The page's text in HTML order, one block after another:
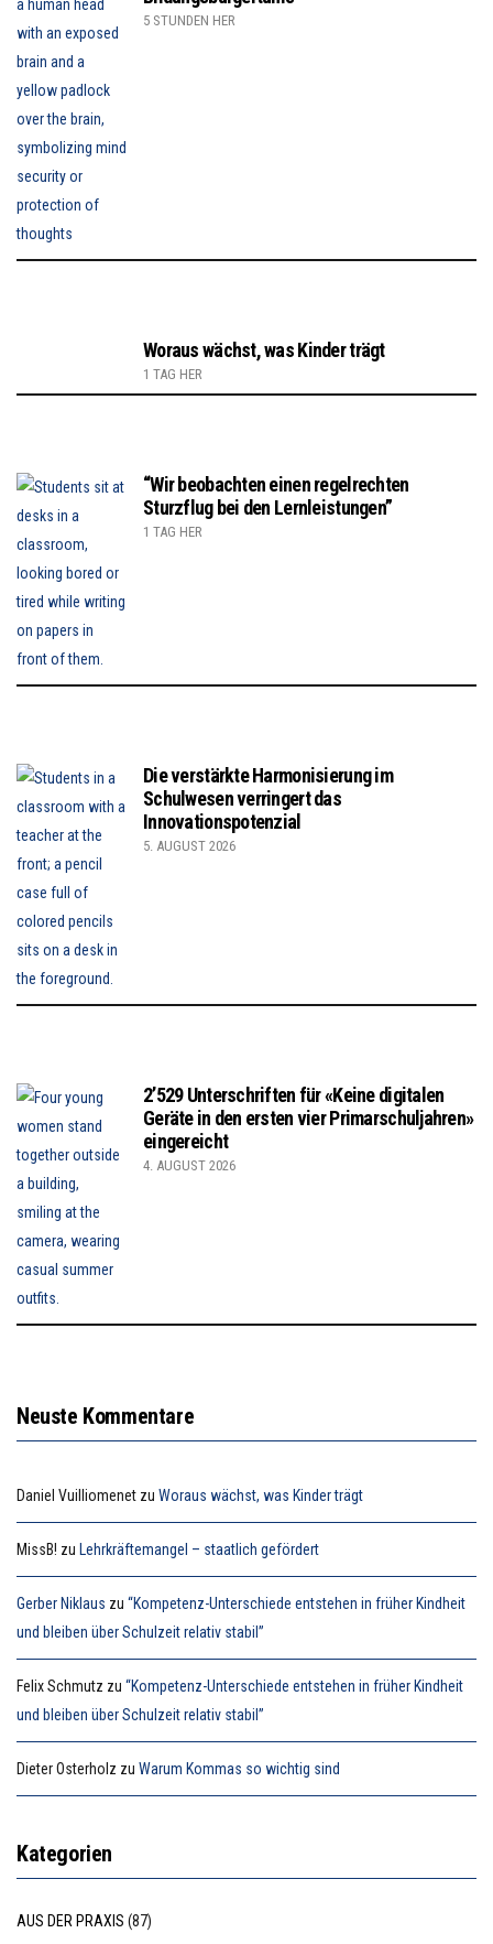
5 STUNDEN HER
Woraus wächst, was Kinder trägt
1 TAG HER
“Wir beobachten einen regelrechten
Sturzflug bei den Lernleistungen”
1 TAG HER
Die verstärkte Harmonisierung im
Schulwesen verringert das
Innovationspotenzial
5. AUGUST 2026
2’529 Unterschriften für «Keine digitalen
Geräte in den ersten vier Primarschuljahren»
eingereicht
4. AUGUST 2026
Neuste Kommentare
Daniel Vuilliomenet zu Woraus wächst, was Kinder trägt
MissB! zu Lehrkräftemangel – staatlich gefördert
Gerber Niklaus zu “Kompetenz-Unterschiede entstehen in früher Kindheit
und bleiben über Schulzeit relativ stabil”
Felix Schmutz zu “Kompetenz-Unterschiede entstehen in früher Kindheit
und bleiben über Schulzeit relativ stabil”
Dieter Osterholz zu Warum Kommas so wichtig sind
Kategorien
AUS DER PRAXIS (87)